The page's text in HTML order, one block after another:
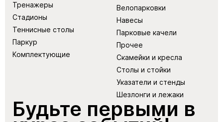
Тренажеры
Стадионы
Теннисные столы
Паркур
Комплектующие
Велопарковки
Навесы
Парковые качели
Прочее
Скамейки и кресла
Столы и стойки
Указатели и стенды
Шезлонги и лежаки
Будьте первыми в